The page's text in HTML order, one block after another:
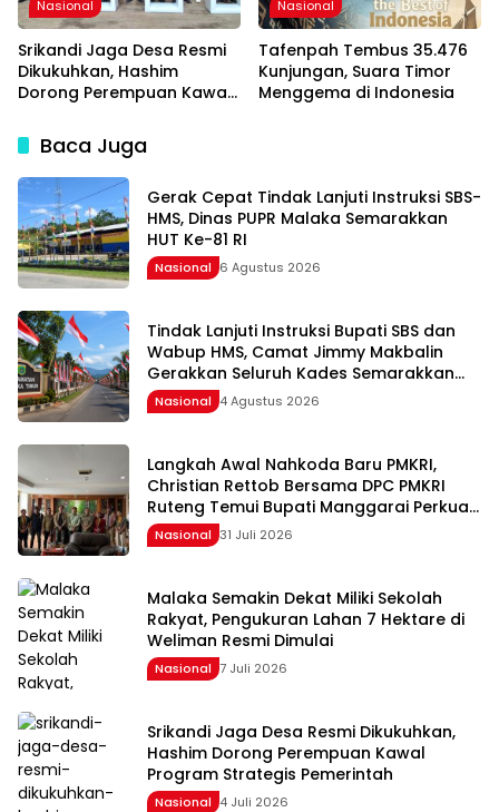
Nasional
Srikandi Jaga Desa Resmi
Dikukuhkan, Hashim
Dorong Perempuan Kawal
Pemerintah
Nasional
Tafenpah Tembus 35.476
Kunjungan, Suara Timor
Menggema di Indonesia
Baca Juga
Gerak Cepat Tindak Lanjuti Instruksi SBS-
HMS, Dinas PUPR Malaka Semarakkan
HUT Ke-81 RI
Nasional 6 Agustus 2026
Tindak Lanjuti Instruksi Bupati SBS dan
Wabup HMS, Camat Jimmy Makbalin
Gerakkan Seluruh Kades Semarakkan
HUT ke-81 RI
Nasional 4 Agustus 2026
Langkah Awal Nahkoda Baru PMKRI,
Christian Rettob Bersama DPC PMKRI
Ruteng Temui Bupati Manggarai Perkuat
Kolaborasi Masa Depan
Nasional 31 Juli 2026
Malaka Semakin Dekat Miliki Sekolah
Rakyat, Pengukuran Lahan 7 Hektare di
Weliman Resmi Dimulai
Nasional 7 Juli 2026
Srikandi Jaga Desa Resmi Dikukuhkan,
Hashim Dorong Perempuan Kawal
Program Strategis Pemerintah
Nasional 4 Juli 2026